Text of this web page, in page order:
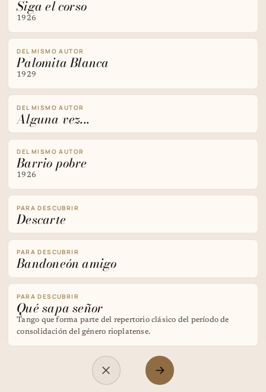
Siga el corso
1926
DEL MISMO AUTOR
Palomita Blanca
1929
DEL MISMO AUTOR
Alguna vez...
DEL MISMO AUTOR
Barrio pobre
1926
PARA DESCUBRIR
Descarte
PARA DESCUBRIR
Bandoneón amigo
PARA DESCUBRIR
Qué sapa señor
Tango que forma parte del repertorio clásico del período de
consolidación del género rioplatense.